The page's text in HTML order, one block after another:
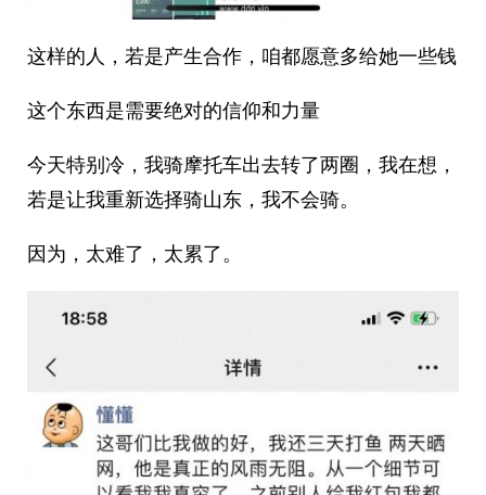
这样的人，若是产生合作，咱都愿意多给她一些钱
这个东西是需要绝对的信仰和力量
今天特别冷，我骑摩托车出去转了两圈，我在想，
若是让我重新选择骑山东，我不会骑。
因为，太难了，太累了。